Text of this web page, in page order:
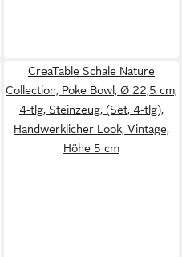
CreaTable Schale Nature
Collection, Poke Bowl, Ø 22,5 cm,
4-tlg, Steinzeug, (Set, 4-tlg),
Handwerklicher Look, Vintage,
Höhe 5 cm